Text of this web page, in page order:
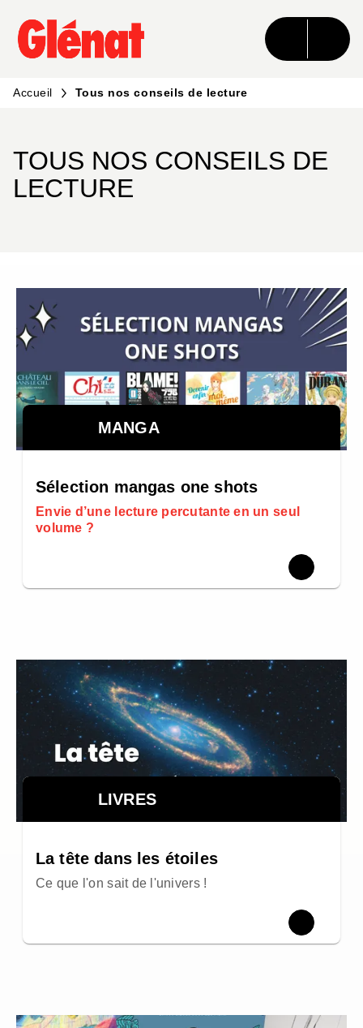
MENU RECHERCHE CONTENU
PIED DE PAGE
Accueil Tous nos conseils de lecture
TOUS NOS CONSEILS DE
LECTURE
MANGA
Sélection mangas one shots
Envie d’une lecture percutante en un seul
volume ?
LIVRES
La tête dans les étoiles
Ce que l'on sait de l'univers !